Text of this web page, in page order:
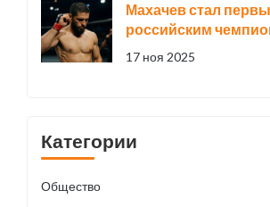
контролем
Махачев стал
российским
UFC в двух весах,
17 ноя 2025
Категории
Общество